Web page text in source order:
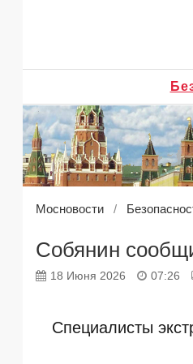
Мосновости
Собянин
18 Июня 2026 07:26
Специалисты